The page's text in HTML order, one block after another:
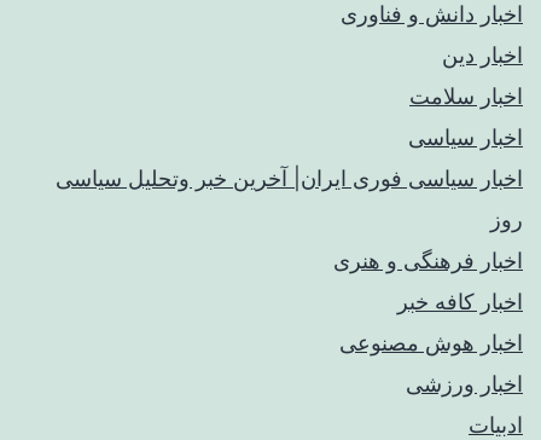
اخبار دانش و فناوری
اخبار دین
اخبار سلامت
اخبار سیاسی
اخبار سیاسی فوری ایران| آخرین خبر وتحلیل سیاسی
روز
اخبار فرهنگی و هنری
اخبار کافه خبر
اخبار هوش مصنوعی
اخبار ورزشی
ادبیات